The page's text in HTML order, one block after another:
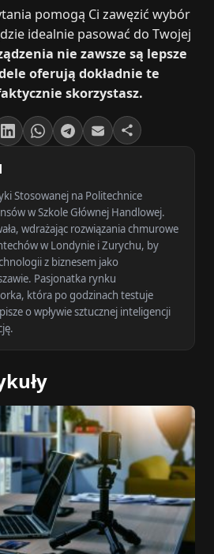
pomogą Ci zawęzić wybór
idealnie pasować do Twojej
nie zawsze są lepsze
oferują dokładnie te
skorzystasz.
Stosowanej na Politechnice
w Szkole Głównej Handlowej.
wdrażając rozwiązania chmurowe
w Londynie i Zurychu, by
z biznesem jako
Pasjonatka rynku
która po godzinach testuje
o wpływie sztucznej inteligencji